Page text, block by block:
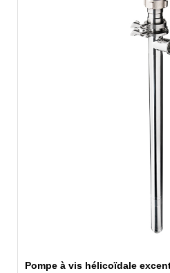
Pompe à vis hélicoïdale